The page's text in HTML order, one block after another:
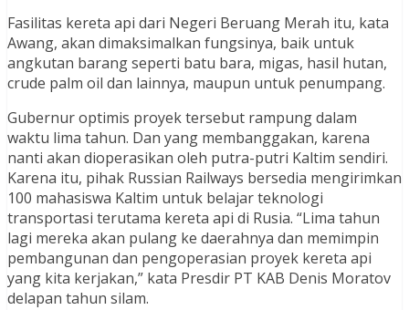
Fasilitas kereta api dari Negeri Beruang Merah itu, kata
Awang, akan dimaksimalkan fungsinya, baik untuk
angkutan barang seperti batu bara, migas, hasil hutan,
crude palm oil dan lainnya, maupun untuk penumpang.
Gubernur optimis proyek tersebut rampung dalam
waktu lima tahun. Dan yang membanggakan, karena
nanti akan dioperasikan oleh putra-putri Kaltim sendiri.
Karena itu, pihak Russian Railways bersedia mengirimkan
100 mahasiswa Kaltim untuk belajar teknologi
transportasi terutama kereta api di Rusia. “Lima tahun
lagi mereka akan pulang ke daerahnya dan memimpin
pembangunan dan pengoperasian proyek kereta api
yang kita kerjakan,” kata Presdir PT KAB Denis Moratov
delapan tahun silam.